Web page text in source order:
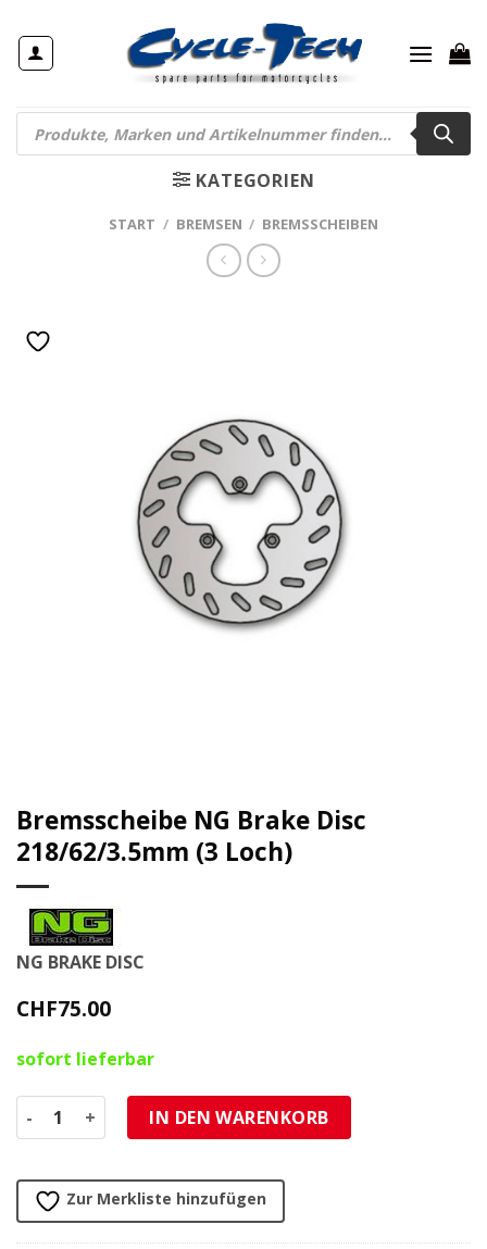
Inhalt
springen
Products
search
KATEGORIEN
START / BREMSEN / BREMSSCHEIBEN
Bremsscheibe NG Brake Disc
218/62/3.5mm (3 Loch)
NG BRAKE DISC
CHF75.00
sofort lieferbar
Bremsscheibe NG Brake Disc 218/62/3.5mm (3 Loch) Menge
IN DEN WARENKORB
Zur Merkliste hinzufügen